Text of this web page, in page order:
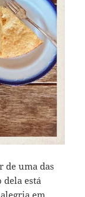
de uma das
está